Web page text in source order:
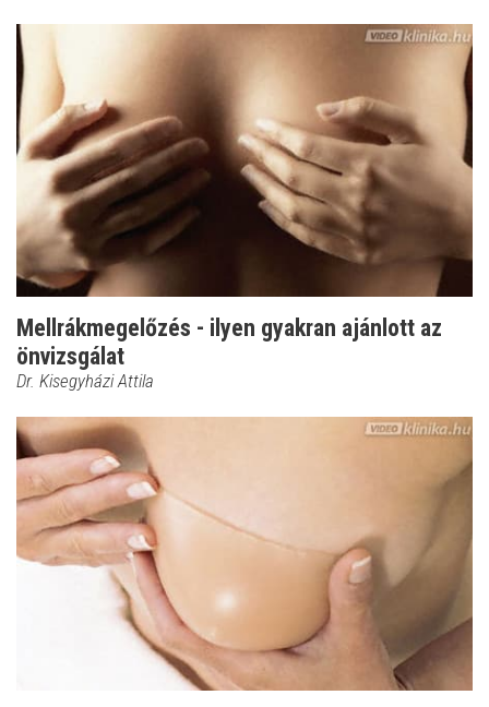
Mellrákmegelőzés - ilyen gyakran ajánlott az
önvizsgálat
Dr. Kisegyházi Attila